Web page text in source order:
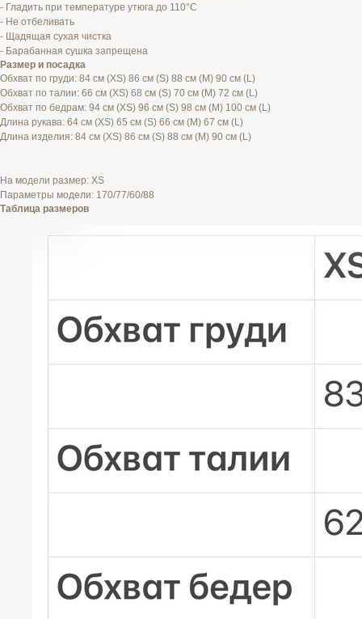
- Гладить при температуре утюга до 110°C
- Не отбеливать
- Щадящая сухая чистка
- Барабанная сушка запрещена
Размер и посадка
Обхват по груди: 84 см (XS) 86 см (S) 88 см (M) 90 см (L)
Обхват по талии: 66 см (XS) 68 см (S) 70 см (M) 72 см (L)
Обхват по бедрам: 94 см (XS) 96 см (S) 98 см (M) 100 см (L)
Длина рукава: 64 см (XS) 65 см (S) 66 см (M) 67 см (L)
Длина изделия: 84 см (XS) 86 см (S) 88 см (M) 90 см (L)
На модели размер: XS
Параметры модели: 170/77/60/88
Таблица размеров